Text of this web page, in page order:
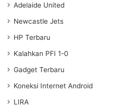
Adelaide United
Newcastle Jets
HP Terbaru
Kalahkan PFI 1-0
Gadget Terbaru
Koneksi Internet Android
LIRA